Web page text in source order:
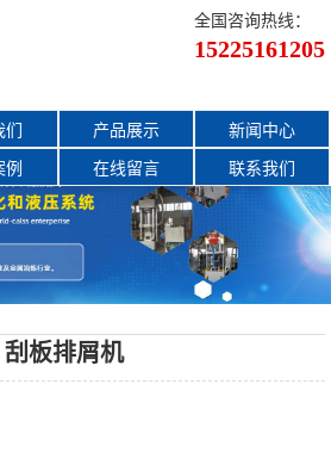
全国咨询热线：
15225161205
们 产品展示
新闻中心
例 在线留言 联系我们
刮板排屑机